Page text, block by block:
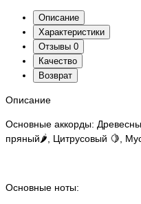
Описание
Характеристики
Отзывы 0
Качество
Возврат
Описание
Основные аккорды:
пряный🌶️, Цитрусовый 🍋,
Основные ноты: